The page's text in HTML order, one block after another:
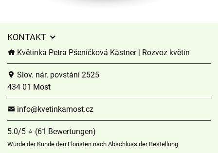
KONTAKT
Květinka Petra Pšeničková Kästner | Rozvoz květin
Slov. nár. povstání 2525
434 01 Most
info@kvetinkamost.cz
5.0/5 ⭐ (61 Bewertungen)
Würde der Kunde den Floristen nach Abschluss der Bestellung